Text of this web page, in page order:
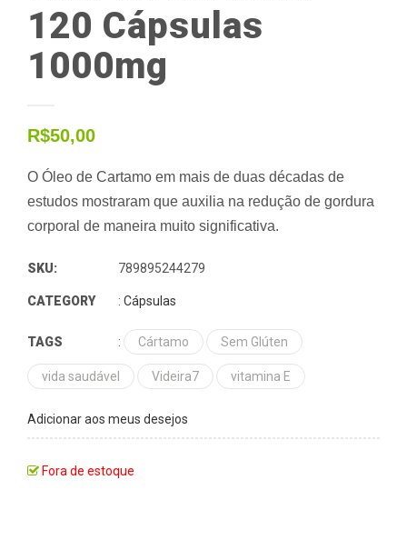
120 Cápsulas
1000mg
R$50,00
O Óleo de Cartamo em mais de duas décadas de
estudos mostraram que auxilia na redução de gordura
corporal de maneira muito significativa.
SKU: 789895244279
CATEGORY : Cápsulas
TAGS : Cártamo Sem Glúten
vida saudável Videira7 vitamina E
Adicionar aos meus desejos
Fora de estoque